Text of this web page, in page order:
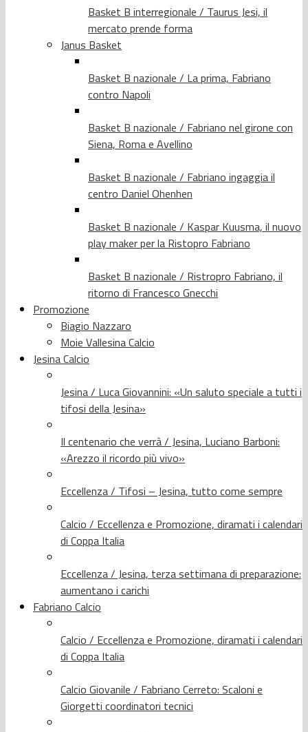
Basket B interregionale / Taurus Jesi, il
mercato prende forma
Janus Basket
Basket B nazionale / La prima, Fabriano
contro Napoli
Basket B nazionale / Fabriano nel girone con
Siena, Roma e Avellino
Basket B nazionale / Fabriano ingaggia il
centro Daniel Ohenhen
Basket B nazionale / Kaspar Kuusma, il nuovo
play maker per la Ristopro Fabriano
Basket B nazionale / Ristropro Fabriano, il
ritorno di Francesco Gnecchi
Promozione
Biagio Nazzaro
Moie Vallesina Calcio
Jesina Calcio
Jesina / Luca Giovannini: «Un saluto speciale a tutti i
tifosi della Jesina»
Il centenario che verrà / Jesina, Luciano Barboni:
«Arezzo il ricordo più vivo»
Eccellenza / Tifosi – Jesina, tutto come sempre
Calcio / Eccellenza e Promozione, diramati i calendari
di Coppa Italia
Eccellenza / Jesina, terza settimana di preparazione:
aumentano i carichi
Fabriano Calcio
Calcio / Eccellenza e Promozione, diramati i calendari
di Coppa Italia
Calcio Giovanile / Fabriano Cerreto: Scaloni e
Giorgetti coordinatori tecnici